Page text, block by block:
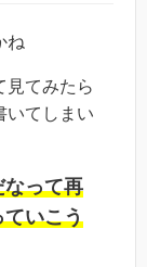
ね
見てみたら
いてしまい
なって再
ていこう